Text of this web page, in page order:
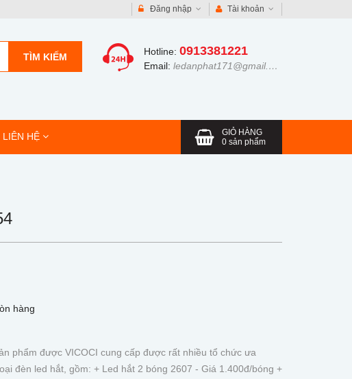
Đăng nhập Tài khoản
Hotline: 0913381221
Email: ledanphat171@gmail.com
TÌM KIẾM
LIÊN HỆ
GIỎ HÀNG
0 sản phẩm
hàng
phẩm được VICOCI cung cấp được rất nhiều tổ chức ưa
đèn led hắt, gồm: + Led hắt 2 bóng 2607 - Giá 1.400đ/bóng +